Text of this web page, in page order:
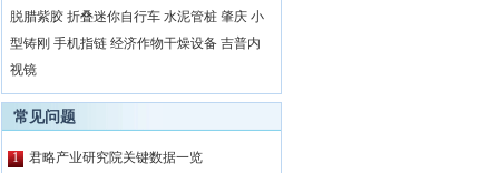
脱腊紫胶 折叠迷你自行车 水泥管桩 肇庆 小
型铸刚 手机指链 经济作物干燥设备 吉普内
视镜
常见问题
1
君略产业研究院关键数据一览